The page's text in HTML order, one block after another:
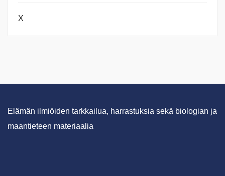
X
Elämän ilmiöiden tarkkailua, harrastuksia sekä biologian ja
maantieteen materiaalia